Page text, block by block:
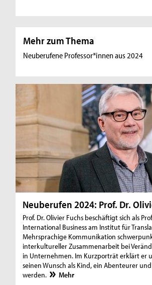
Mehr zum Thema
Neuberufene Professor*innen aus 2024
Neuberufen 2024: Prof. Dr.
Prof. Dr. Olivier Fuchs beschäftigt sich als
International Business am Institut für
Mehrsprachige Kommunikation
interkultureller Zusammenarbeit bei
in Unternehmen. Im Kurzporträt erklärt er
seinen Wunsch als Kind, ein Abenteurer
werden.
Mehr